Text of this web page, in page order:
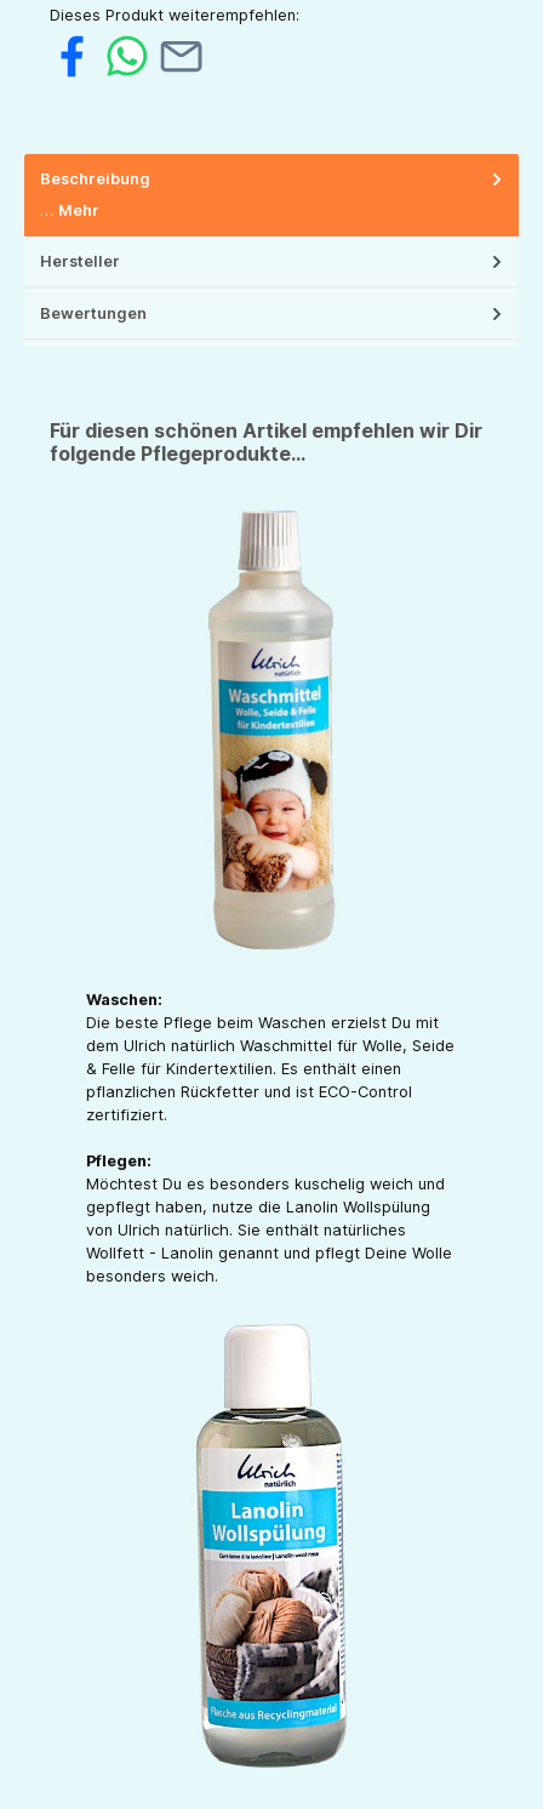
Dieses Produkt weiterempfehlen:
Beschreibung
… Mehr
Hersteller
Bewertungen
Für diesen schönen Artikel empfehlen wir Dir
folgende Pflegeprodukte...
Waschen:
Die beste Pflege beim Waschen erzielst Du mit
dem Ulrich natürlich Waschmittel für Wolle, Seide
& Felle für Kindertextilien. Es enthält einen
pflanzlichen Rückfetter und ist ECO-Control
zertifiziert.
Pflegen:
Möchtest Du es besonders kuschelig weich und
gepflegt haben, nutze die Lanolin Wollspülung
von Ulrich natürlich. Sie enthält natürliches
Wollfett - Lanolin genannt und pflegt Deine Wolle
besonders weich.